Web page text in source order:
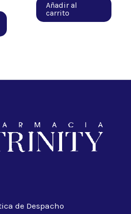
Añadir al
carrito
de Despacho